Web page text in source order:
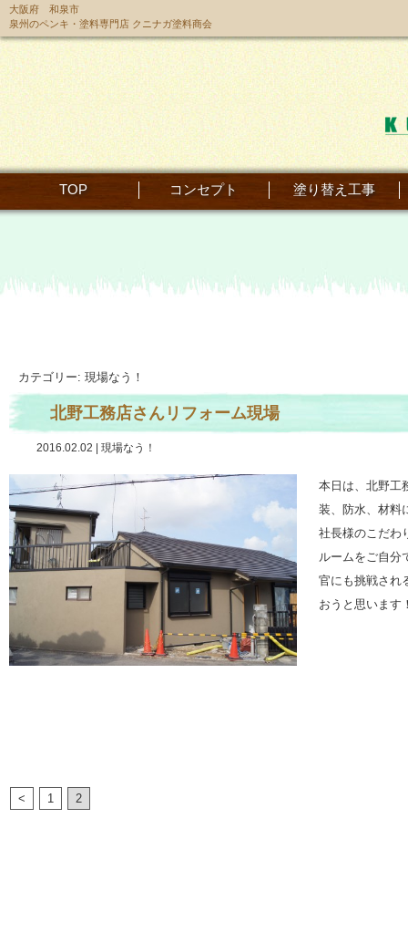
大阪府 和泉市
泉州のペンキ・塗料専門店 クニナガ塗料商会
TOP コンセプト 塗り替え工事
カテゴリー: 現場なう！
北野工務店さんリフォーム現場
2016.02.02 現場なう！
本日は、北野工
装、防水、材料
社長様のこだわ
ルームをご自分
官にも挑戦され
おうと思います
< 1 2